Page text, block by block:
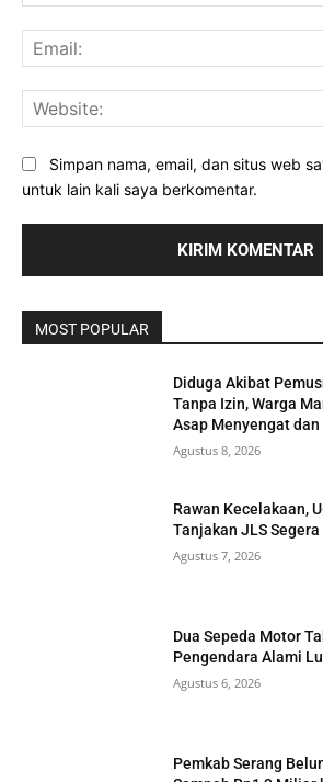
Simpan nama, email, dan situs web
untuk lain kali saya berkomentar.
MOST POPULAR
Diduga Akibat
Tanpa Izin, Warga
Asap Menyengat
Agustus 8, 2026
Rawan Kecelakaan,
Tanjakan JLS
Agustus 7, 2026
Dua Sepeda Motor
Pengendara Alami
Agustus 6, 2026
Pemkab Serang